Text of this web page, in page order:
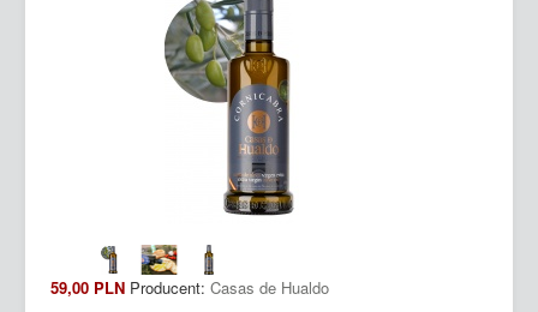
59,00 PLN Producent: Casas de Hualdo